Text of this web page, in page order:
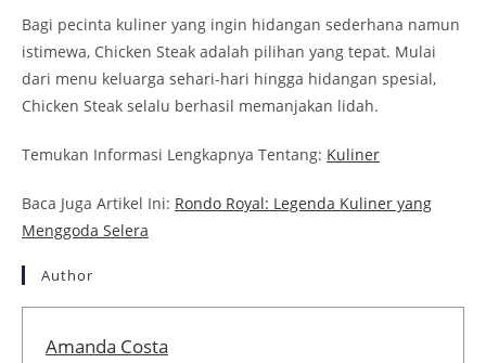
Bagi pecinta kuliner yang ingin hidangan sederhana namun
istimewa, Chicken Steak adalah pilihan yang tepat. Mulai
dari menu keluarga sehari-hari hingga hidangan spesial,
Chicken Steak selalu berhasil memanjakan lidah.
Temukan Informasi Lengkapnya Tentang: Kuliner
Baca Juga Artikel Ini: Rondo Royal: Legenda Kuliner yang
Menggoda Selera
Author
Amanda Costa